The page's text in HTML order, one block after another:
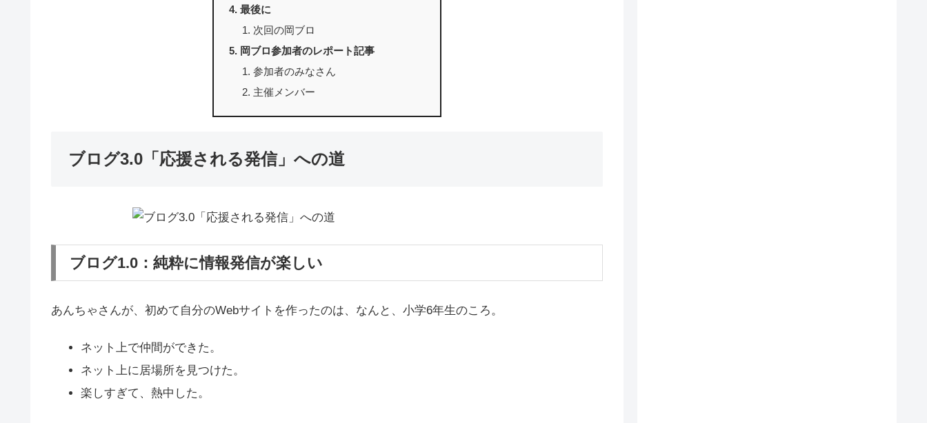
最後に
次回の岡ブロ
岡ブロ参加者のレポート記事
参加者のみなさん
主催メンバー
ブログ3.0「応援される発信」への道
ブログ1.0：純粋に情報発信が楽しい
あんちゃさんが、初めて自分のWebサイトを作ったのは、なんと、小学6年生のころ。
ネット上で仲間ができた。
ネット上に居場所を見つけた。
楽しすぎて、熱中した。